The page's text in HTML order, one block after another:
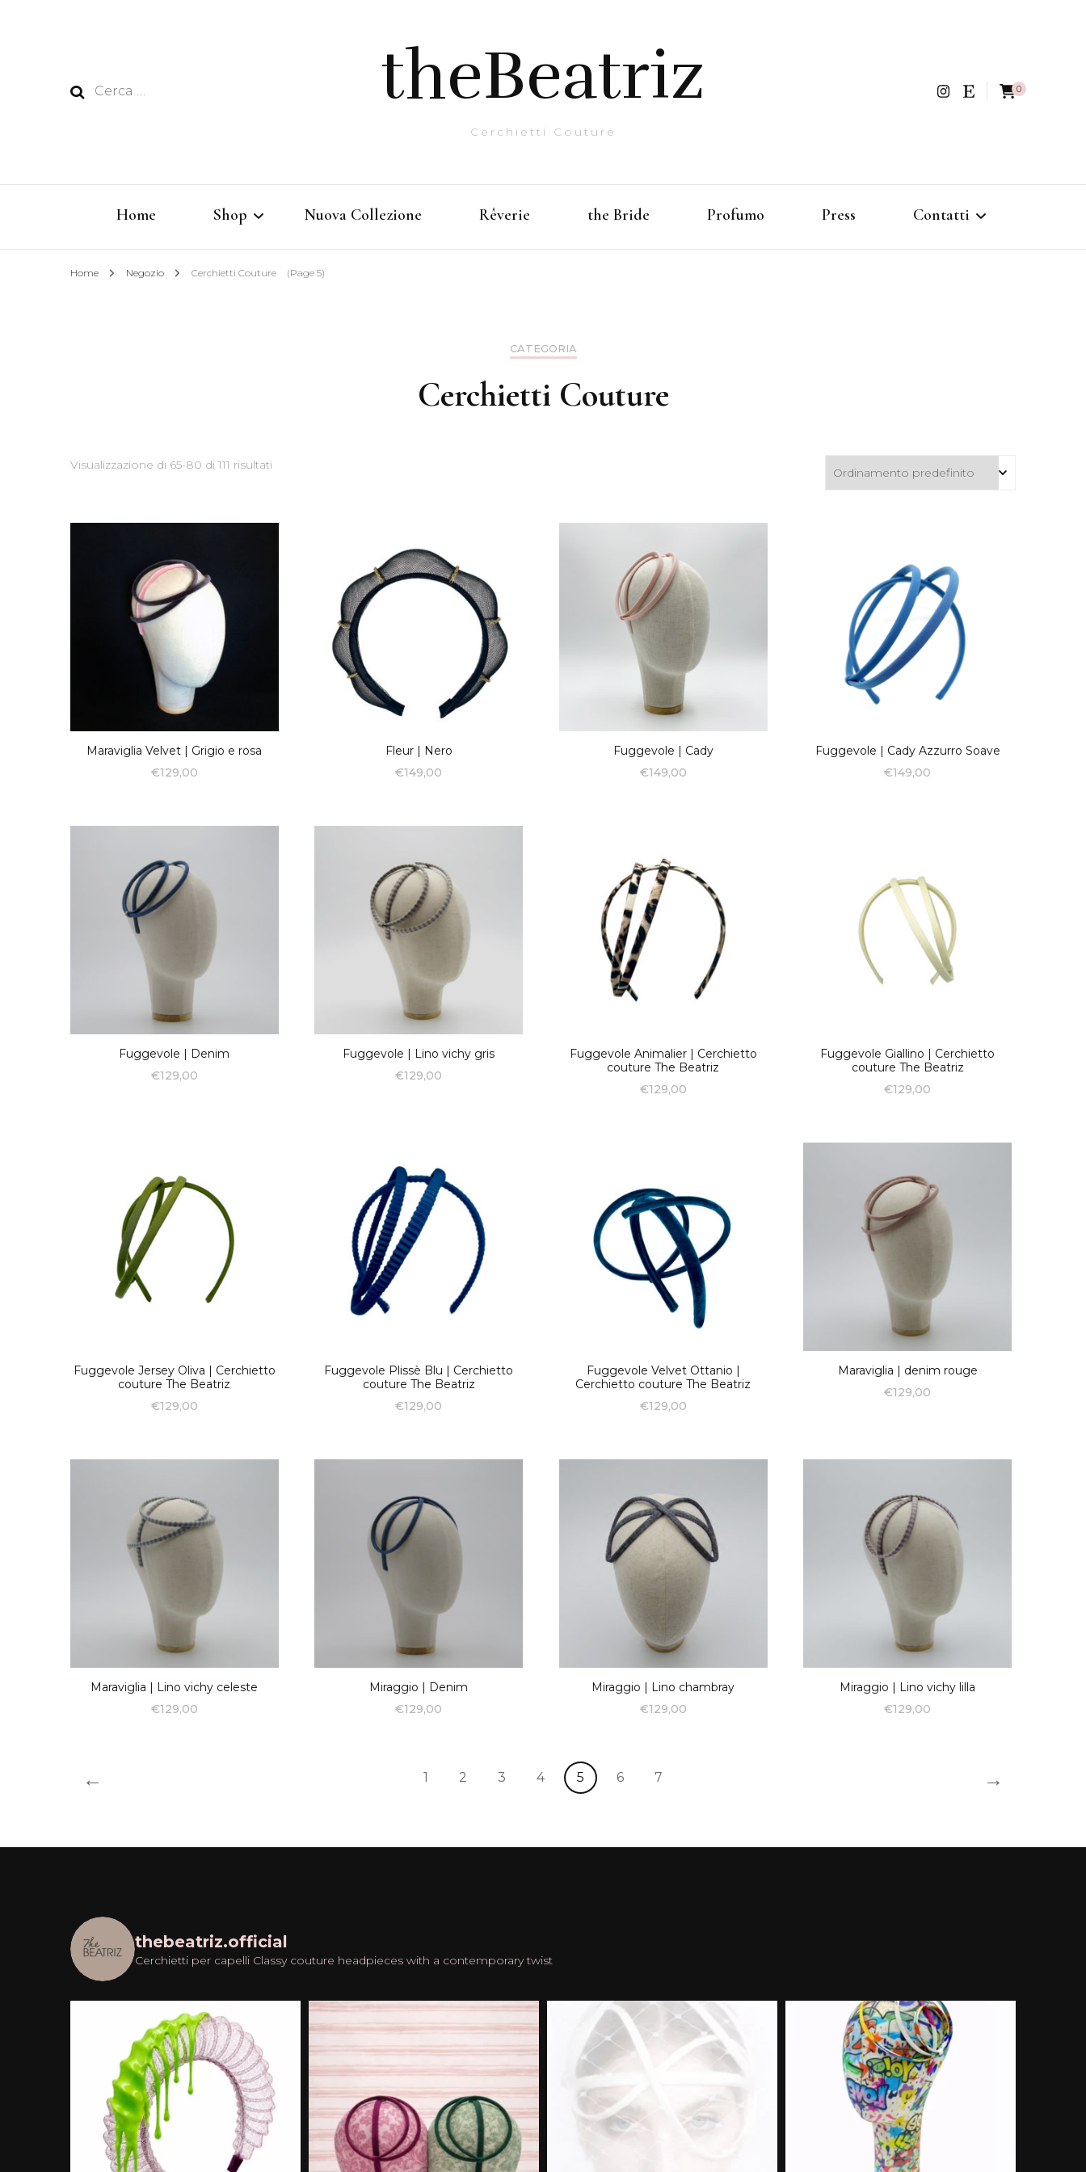
Ricerca
theBeatriz
Cerchietti Couture
0
Home Shop
the Bride
Nuova Collezione Rêverie the Bride Profumo Press Contatti
Home Negozio Cerchietti Couture (Page 5)
CATEGORIA
Cerchietti Couture
Visualizzazione di 65-80 di 111 risultati
Maraviglia Velvet | Grigio e rosa
€129,00
Fleur | Nero
€149,00
Fuggevole | Cady
€149,00
Fuggevole | Cady Azzurro Soave
€149,00
Fuggevole | Denim
€129,00
Fuggevole | Lino vichy gris
€129,00
Fuggevole Animalier | Cerchietto
couture The Beatriz
€129,00
Fuggevole Giallino | Cerchietto
couture The Beatriz
€129,00
Fuggevole Jersey Oliva | Cerchietto
couture The Beatriz
€129,00
Fuggevole Plissè Blu | Cerchietto
couture The Beatriz
€129,00
Fuggevole Velvet Ottanio |
Cerchietto couture The Beatriz
€129,00
Maraviglia | denim rouge
€129,00
Maraviglia | Lino vichy celeste
€129,00
Miraggio | Denim
€129,00
Miraggio | Lino chambray
€129,00
Miraggio | Lino vichy lilla
€129,00
← 1 2 3 4 5 6 7 →
thebeatriz.official
Cerchietti per capelli Classy couture headpieces with a contemporary twist